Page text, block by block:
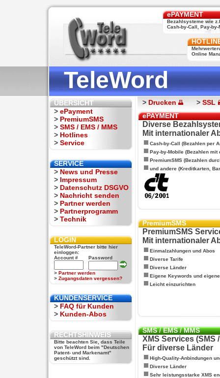
ePAYMENT
Bezahlsysteme wie
Cash-by-Call, Pay-by-
Online
TeleWord
ÜBERSICHT
> ePayment
> PremiumSMS
> SMS / EMS / MMS
> Hotlines
> Service
SERVICE
> News und Presse
> Impressum
> Datenschutz DSGVO
> Nachricht senden
> Partner werden
> Partnerprogramm
> Technik
LOGIN
TeleWord-Partner bitte hier
einloggen:
Account #
Password
> Partner werden
> Zugangsdaten vergessen?
KUNDENSERVICE
> FAQ für Kunden
> Kunden-Abos
RECHTSHINWEIS
Bitte beachten Sie, dass Teile
von TeleWord beim "Deutschen
Patent- und Markenamt"
geschützt sind.
> Drucken > SSL
ePAYMENT
Diverse
Mit internationaler
Cash-by-Call (Bezahlen per
Pay-by-Mobile (Bezahlen mit
PremiumSMS (Bezahlen
und andere (Kreditkarten,
PremiumSMS
PremiumSMS
Mit internationaler
Einmalzahlungen und Abos
Diverse Tarife
Diverse Länder
Eigene Keywords und
Leicht einzurichten
SMS / EMS / MMS
XMS Services (SMS
Für diverse Länder
High-Quality-Anbindungen
Diverse Länder
Sehr leistungsstarke XMS